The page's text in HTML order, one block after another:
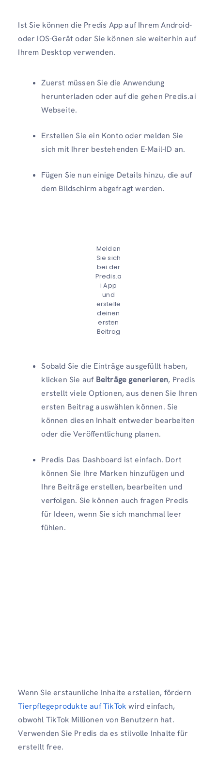
Ist Sie können die Predis App auf Ihrem Android-
oder IOS-Gerät oder Sie können sie weiterhin auf
Ihrem Desktop verwenden.
Zuerst müssen Sie die Anwendung
herunterladen oder auf die gehen Predis.ai
Webseite.
Erstellen Sie ein Konto oder melden Sie
sich mit Ihrer bestehenden E-Mail-ID an.
Fügen Sie nun einige Details hinzu, die auf
dem Bildschirm abgefragt werden.
Melden
Sie sich
bei der
Predis.a
i App
und
erstelle
deinen
ersten
Beitrag
Sobald Sie die Einträge ausgefüllt haben,
klicken Sie auf Beiträge generieren, Predis
erstellt viele Optionen, aus denen Sie Ihren
ersten Beitrag auswählen können. Sie
können diesen Inhalt entweder bearbeiten
oder die Veröffentlichung planen.
Predis Das Dashboard ist einfach. Dort
können Sie Ihre Marken hinzufügen und
Ihre Beiträge erstellen, bearbeiten und
verfolgen. Sie können auch fragen Predis
für Ideen, wenn Sie sich manchmal leer
fühlen.
Wenn Sie erstaunliche Inhalte erstellen, fördern
Tierpflegeprodukte auf TikTok wird einfach,
obwohl TikTok Millionen von Benutzern hat.
Verwenden Sie Predis da es stilvolle Inhalte für
erstellt free.